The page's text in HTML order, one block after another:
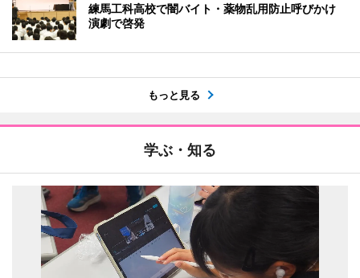
練馬工科高校で闇バイト・薬物乱用防止呼びかけ
演劇で啓発
もっと見る
学ぶ・知る